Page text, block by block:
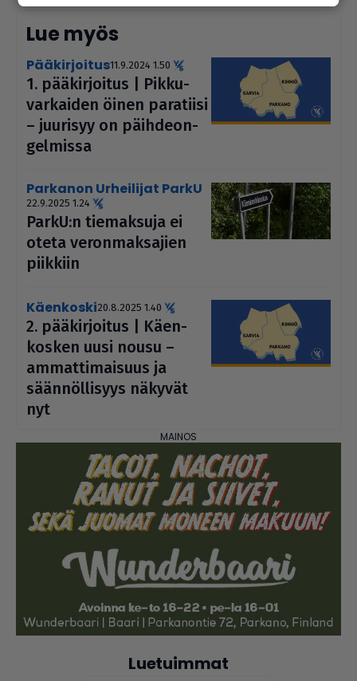
Lue myös
pääkirjoitus11.9.2024 1.50
1. pää­kir­joi­tus | Pik­ku­
var­kai­den öinen paratiisi
– juurisyy on päih­de­on­
gel­missa
Parkanon Urheilijat ParkU
22.9.2025 1.24
ParkU:n tie­mak­suja ei
oteta veron­mak­sa­jien
piikkiin
Käenkoski20.8.2025 1.40
2. pää­kir­joi­tus | Käen­
kos­ken uusi nousu –
ammat­ti­mai­suus ja
sään­nöl­li­syys näkyvät
nyt
Luetuimmat